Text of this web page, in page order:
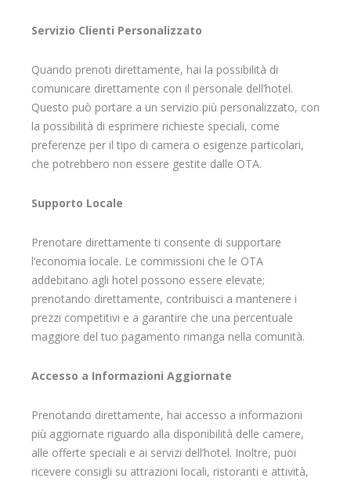
Servizio Clienti Personalizzato
Quando prenoti direttamente, hai la possibilità di
comunicare direttamente con il personale dell’hotel.
Questo può portare a un servizio più personalizzato, con
la possibilità di esprimere richieste speciali, come
preferenze per il tipo di camera o esigenze particolari,
che potrebbero non essere gestite dalle OTA.
Supporto Locale
Prenotare direttamente ti consente di supportare
l’economia locale. Le commissioni che le OTA
addebitano agli hotel possono essere elevate;
prenotando direttamente, contribuisci a mantenere i
prezzi competitivi e a garantire che una percentuale
maggiore del tuo pagamento rimanga nella comunità.
Accesso a Informazioni Aggiornate
Prenotando direttamente, hai accesso a informazioni
più aggiornate riguardo alla disponibilità delle camere,
alle offerte speciali e ai servizi dell’hotel. Inoltre, puoi
ricevere consigli su attrazioni locali, ristoranti e attività,